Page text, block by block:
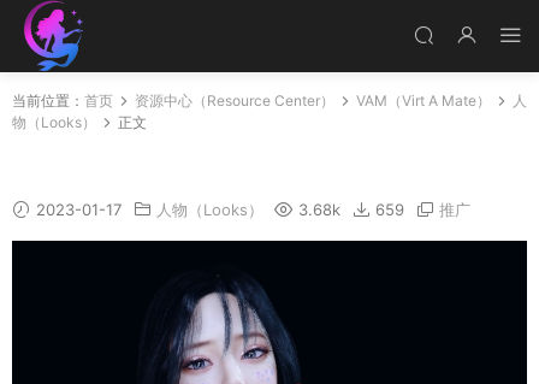
当前位置： 首页 资源中心（Resource Center） VAM（Virt A Mate）
人
物（Looks）
正文
2023-01-17 人物（Looks） 3.68k 659 推广